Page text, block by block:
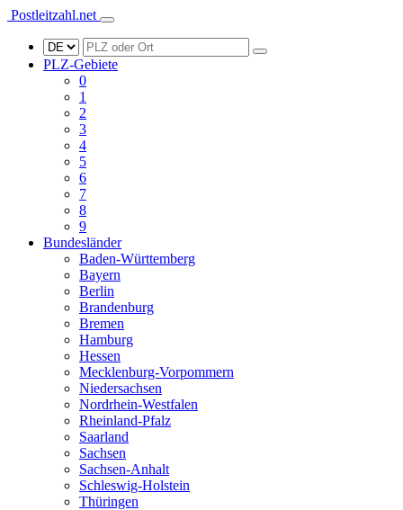
Postleitzahl.net
PLZ-Gebiete
0
1
2
3
4
5
6
7
8
9
Bundesländer
Baden-Württemberg
Bayern
Berlin
Brandenburg
Bremen
Hamburg
Hessen
Mecklenburg-Vorpommern
Niedersachsen
Nordrhein-Westfalen
Rheinland-Pfalz
Saarland
Sachsen
Sachsen-Anhalt
Schleswig-Holstein
Thüringen